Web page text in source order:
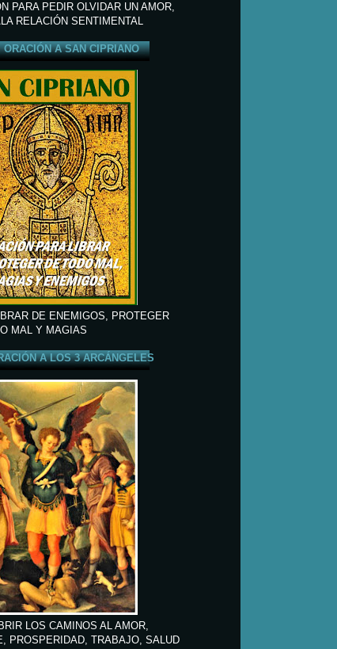
PARA PEDIR OLVIDAR UN AMOR,
RELACIÓN SENTIMENTAL
ORACIÓN A SAN CIPRIANO
DE ENEMIGOS, PROTEGER
MAL Y MAGIAS
A LOS 3 ARCÁNGELES
LOS CAMINOS AL AMOR,
PROSPERIDAD, TRABAJO, SALUD